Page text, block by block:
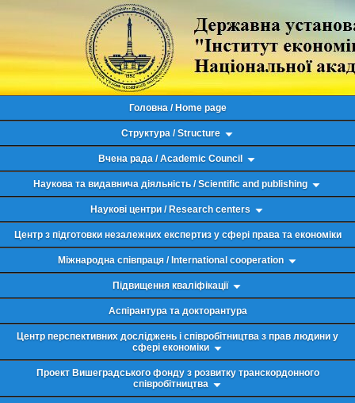
Головна / Home page
Структура / Structure
Вчена рада / Academic Council
Наукова та видавнича діяльність / Scientific and publishing
Наукові центри / Research centers
Центр з підготовки незалежних експертиз у сфері права та економіки
Міжнародна співпраця / International cooperation
Підвищення кваліфікації
Аспірантура та докторантура
Центр перспективних досліджень і співробітництва з прав людини у
сфері економіки
Проект Вишеградського фонду з розвитку транскордонного
співробітництва